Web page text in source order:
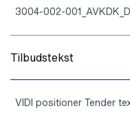
3004-002-
Tilbudstekst
VIDI positioner Tender